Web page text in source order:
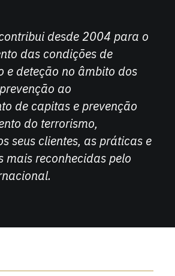
desde 2004 para o
das condições de
e deteção no âmbito dos
ao
de capitas e prevenção
do terrorismo,
seus clientes, as práticas e
mais reconhecidas pelo